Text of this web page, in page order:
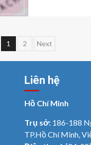
Điều
hướng
viết
1 2 Next
Liên hệ
Hồ Chí Minh
Trụ sở: 186-188
TP.Hồ Chí Minh,